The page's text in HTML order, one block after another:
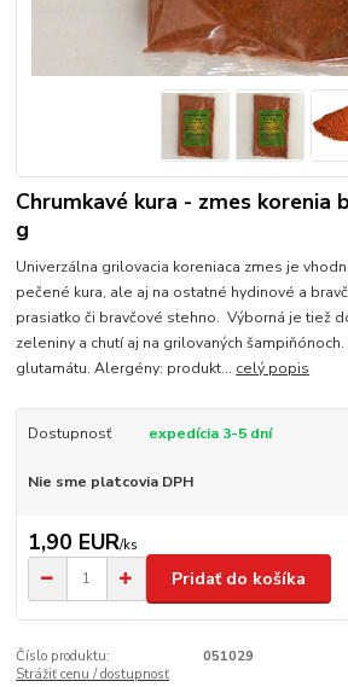
Chrumkavé kura - zmes korenia
g
Univerzálna grilovacia koreniaca zmes je
pečené kura, ale aj na ostatné hydinové a
prasiatko či bravčové stehno. Výborná je tiež
zeleniny a chutí aj na grilovaných
glutamátu. Alergény: produkt... celý popis
Dostupnosť expedícia 3-5 dní
Nie sme platcovia DPH
1,90 EUR/ks
Pridať do košíka
Číslo produktu:
051029
Strážiť cenu / dostupnosť